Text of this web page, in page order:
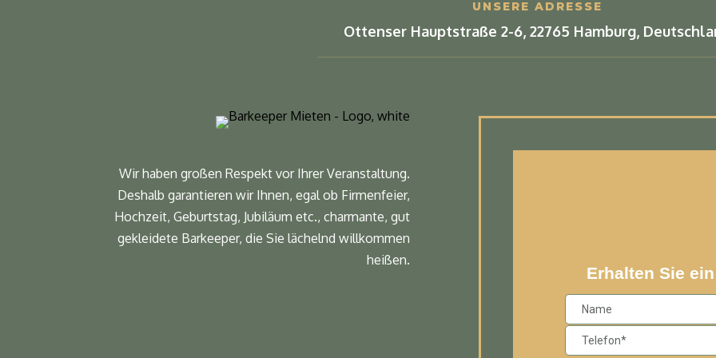
UNSERE ADRESSE
Ottenser Hauptstraße 2-6, 22765 Hamburg,
Wir haben großen Respekt vor Ihrer Veranstaltung.
Deshalb garantieren wir Ihnen, egal ob Firmenfeier,
Hochzeit, Geburtstag, Jubiläum etc., charmante, gut
gekleidete Barkeeper, die Sie lächelnd willkommen
heißen.